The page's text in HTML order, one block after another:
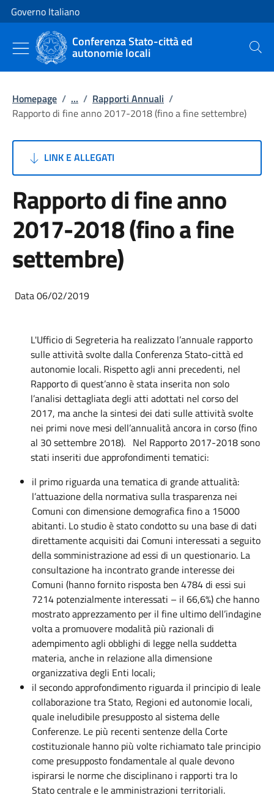
Vai al contenuto
Vai alla navigazione del sito
Governo Italiano
Conferenza Stato-città ed
autonomie locali Cerca
Homepage / ... / Rapporti Annuali /
Rapporto di fine anno 2017-2018 (fino a fine settembre)
LINK E ALLEGATI
Rapporto di fine anno
2017-2018 (fino a fine
settembre)
Data 06/02/2019
L'Ufficio di Segreteria ha realizzato l’annuale rapporto
sulle attività svolte dalla Conferenza Stato-città ed
autonomie locali. Rispetto agli anni precedenti, nel
Rapporto di quest’anno è stata inserita non solo
l’analisi dettagliata degli atti adottati nel corso del
2017, ma anche la sintesi dei dati sulle attività svolte
nei primi nove mesi dell’annualità ancora in corso (fino
al 30 settembre 2018). Nel Rapporto 2017-2018 sono
stati inseriti due approfondimenti tematici:
il primo riguarda una tematica di grande attualità:
l’attuazione della normativa sulla trasparenza nei
Comuni con dimensione demografica fino a 15000
abitanti. Lo studio è stato condotto su una base di dati
direttamente acquisiti dai Comuni interessati a seguito
della somministrazione ad essi di un questionario. La
consultazione ha incontrato grande interesse dei
Comuni (hanno fornito risposta ben 4784 di essi sui
7214 potenzialmente interessati – il 66,6%) che hanno
mostrato apprezzamento per il fine ultimo dell’indagine
volta a promuovere modalità più razionali di
adempimento agli obblighi di legge nella suddetta
materia, anche in relazione alla dimensione
organizzativa degli Enti locali;
il secondo approfondimento riguarda il principio di leale
collaborazione tra Stato, Regioni ed autonomie locali,
quale ineludibile presupposto al sistema delle
Conferenze. Le più recenti sentenze della Corte
costituzionale hanno più volte richiamato tale principio
come presupposto fondamentale al quale devono
ispirarsi le norme che disciplinano i rapporti tra lo
Stato centrale e le amministrazioni territoriali.